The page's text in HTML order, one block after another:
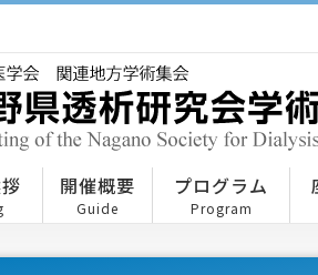
開催概要
Guide
プログラム
Program